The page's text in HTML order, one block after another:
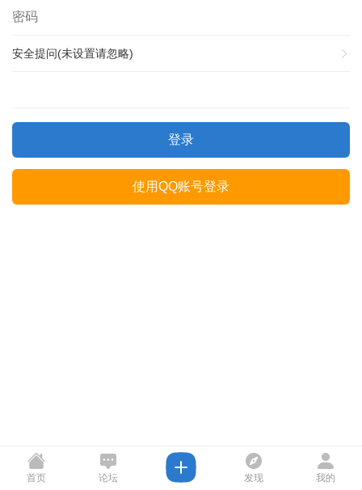
安全提问(未设置请忽略)
登录
使用QQ账号登录
首页 论坛 发现 我的